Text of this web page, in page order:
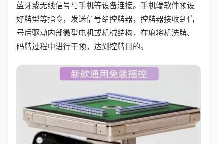
蓝牙或无线信号与手机等设备连接。手机端软件预设
好牌型等指令，发送信号给控牌器，控牌器接收到信
号后驱动内部微型电机或机械结构，在麻将机洗牌、
码牌过程中进行干预，达到控牌目的。